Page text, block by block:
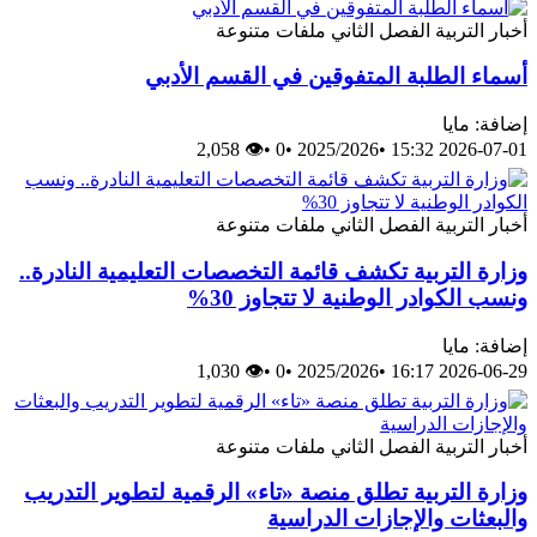
أخبار التربية الفصل الثاني ملفات متنوعة
أسماء الطلبة المتفوقين في القسم الأدبي
إضافة: مايا
2026-07-01 15:32
•
2025/2026
•
0
•
👁 2,058
أخبار التربية الفصل الثاني ملفات متنوعة
وزارة التربية تكشف قائمة التخصصات التعليمية النادرة..
ونسب الكوادر الوطنية لا تتجاوز 30%
إضافة: مايا
2026-06-29 16:17
•
2025/2026
•
0
•
👁 1,030
أخبار التربية الفصل الثاني ملفات متنوعة
وزارة التربية تطلق منصة «تاء» الرقمية لتطوير التدريب
والبعثات والإجازات الدراسية